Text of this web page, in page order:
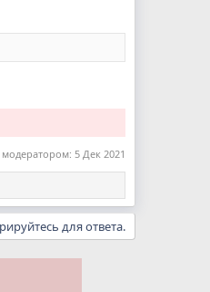
модератором: 5 Дек 2021
для ответа.